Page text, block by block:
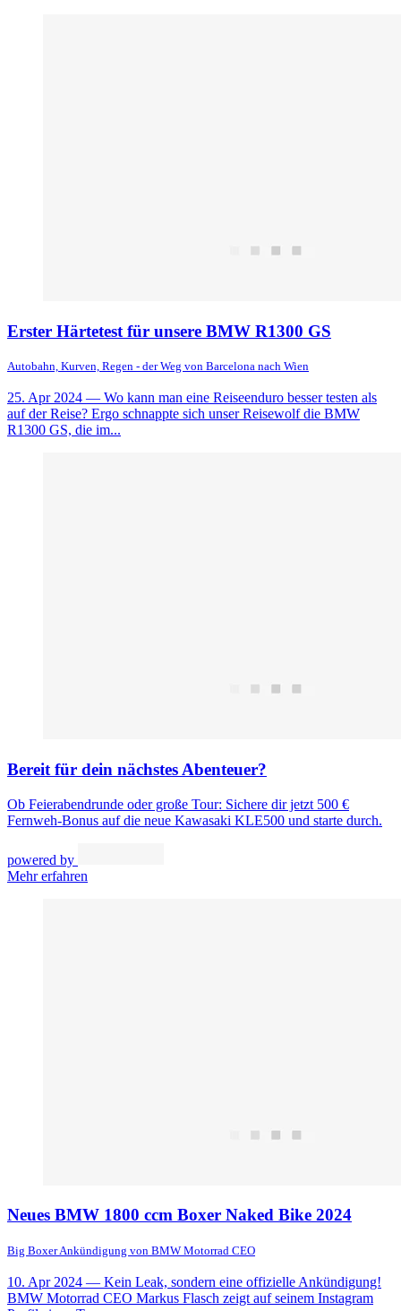
Erster Härtetest für unsere BMW R1300 GS
Autobahn, Kurven, Regen - der Weg von Barcelona nach Wien
25. Apr 2024 — Wo kann man eine Reiseenduro besser testen als
auf der Reise? Ergo schnappte sich unser Reisewolf die BMW
R1300 GS, die im...
Bereit für dein nächstes Abenteuer?
Ob Feierabendrunde oder große Tour: Sichere dir jetzt 500 €
Fernweh-Bonus auf die neue Kawasaki KLE500 und starte durch.
powered by
Mehr erfahren
Neues BMW 1800 ccm Boxer Naked Bike 2024
Big Boxer Ankündigung von BMW Motorrad CEO
10. Apr 2024 — Kein Leak, sondern eine offizielle Ankündigung!
BMW Motorrad CEO Markus Flasch zeigt auf seinem Instagram